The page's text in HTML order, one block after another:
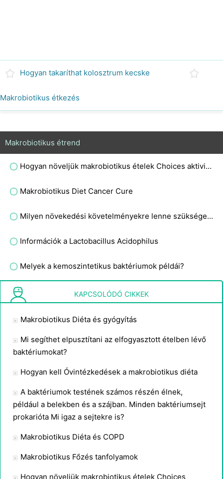
Hogyan takaríthat kolosztrum kecske
Makrobiotikus étkezés
Makrobiotikus étrend
Hogyan növeljük makrobiotikus ételek Choices aktivitás szint
Makrobiotikus Diet Cancer Cure
Milyen növekedési követelményekre lenne szüksége a Clostridium perfringens mikroba laboratóriumi termesztéséhez?
Információk a Lactobacillus Acidophilus
Melyek a kemoszintetikus baktériumok példái?
Miért fontos a brit milah a zsidóknak?
KAPCSOLÓDÓ CIKKEK
Makrobiotikus Diéta és gyógyítás
Mi segíthet elpusztítani az elfogyasztott ételben lévő
baktériumokat?
Hogyan kell Óvintézkedések a makrobiotikus diéta
A baktériumok testének számos részén élnek,
például a belekben és a szájban. Minden baktériumsejt
prokarióta Mi igaz a sejtekre is?
Makrobiotikus Diéta és COPD
Makrobiotikus Főzés tanfolyamok
Hogyan növeljük makrobiotikus ételek Choices